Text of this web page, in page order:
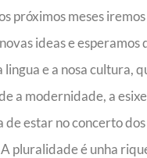
próximos meses
ideas e esperamos
lingua e a nosa cultura,
a modernidade, a
de estar no concerto
pluralidade é unha